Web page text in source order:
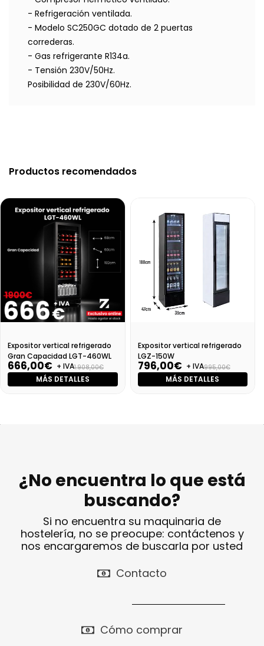
- Refrigeración ventilada.
- Modelo SC250GC dotado de 2 puertas
correderas.
- Gas refrigerante R134a.
- Tensión 230V/50Hz.
Posibilidad de 230V/60Hz.
Productos recomendados
Expositor vertical refrigerado
Gran Capacidad LGT-460WL
666,00€ + IVA1.908,00€
MÁS DETALLES
Expositor vertical refrigerado
LGZ-150W
796,00€ + IVA995,00€
MÁS DETALLES
¿No encuentra lo que está
buscando?
Si no encuentra su maquinaria de
hostelería, no se preocupe: contáctenos y
nos encargaremos de buscarla por usted
Contacto
Cómo comprar